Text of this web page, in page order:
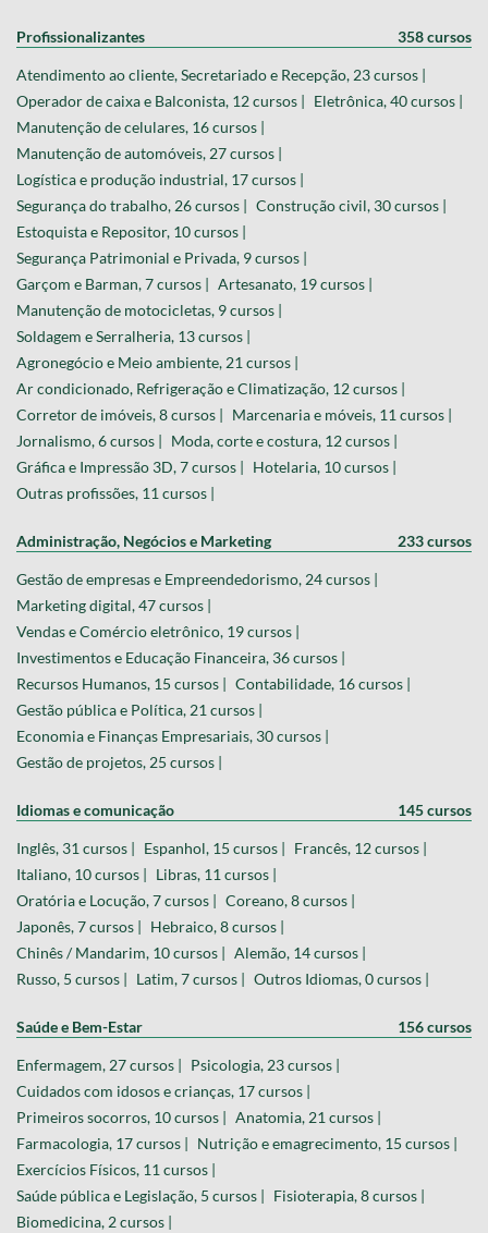
Profissionalizantes 358 cursos
Atendimento ao cliente, Secretariado e Recepção, 23 cursos |
Operador de caixa e Balconista, 12 cursos | Eletrônica, 40 cursos |
Manutenção de celulares, 16 cursos |
Manutenção de automóveis, 27 cursos |
Logística e produção industrial, 17 cursos |
Segurança do trabalho, 26 cursos | Construção civil, 30 cursos |
Estoquista e Repositor, 10 cursos |
Segurança Patrimonial e Privada, 9 cursos |
Garçom e Barman, 7 cursos | Artesanato, 19 cursos |
Manutenção de motocicletas, 9 cursos |
Soldagem e Serralheria, 13 cursos |
Agronegócio e Meio ambiente, 21 cursos |
Ar condicionado, Refrigeração e Climatização, 12 cursos |
Corretor de imóveis, 8 cursos | Marcenaria e móveis, 11 cursos |
Jornalismo, 6 cursos | Moda, corte e costura, 12 cursos |
Gráfica e Impressão 3D, 7 cursos | Hotelaria, 10 cursos |
Outras profissões, 11 cursos |
Administração, Negócios e Marketing 233 cursos
Gestão de empresas e Empreendedorismo, 24 cursos |
Marketing digital, 47 cursos |
Vendas e Comércio eletrônico, 19 cursos |
Investimentos e Educação Financeira, 36 cursos |
Recursos Humanos, 15 cursos | Contabilidade, 16 cursos |
Gestão pública e Política, 21 cursos |
Economia e Finanças Empresariais, 30 cursos |
Gestão de projetos, 25 cursos |
Idiomas e comunicação 145 cursos
Inglês, 31 cursos | Espanhol, 15 cursos | Francês, 12 cursos |
Italiano, 10 cursos | Libras, 11 cursos |
Oratória e Locução, 7 cursos | Coreano, 8 cursos |
Japonês, 7 cursos | Hebraico, 8 cursos |
Chinês / Mandarim, 10 cursos | Alemão, 14 cursos |
Russo, 5 cursos | Latim, 7 cursos | Outros Idiomas, 0 cursos |
Saúde e Bem-Estar 156 cursos
Enfermagem, 27 cursos | Psicologia, 23 cursos |
Cuidados com idosos e crianças, 17 cursos |
Primeiros socorros, 10 cursos | Anatomia, 21 cursos |
Farmacologia, 17 cursos | Nutrição e emagrecimento, 15 cursos |
Exercícios Físicos, 11 cursos |
Saúde pública e Legislação, 5 cursos | Fisioterapia, 8 cursos |
Biomedicina, 2 cursos |